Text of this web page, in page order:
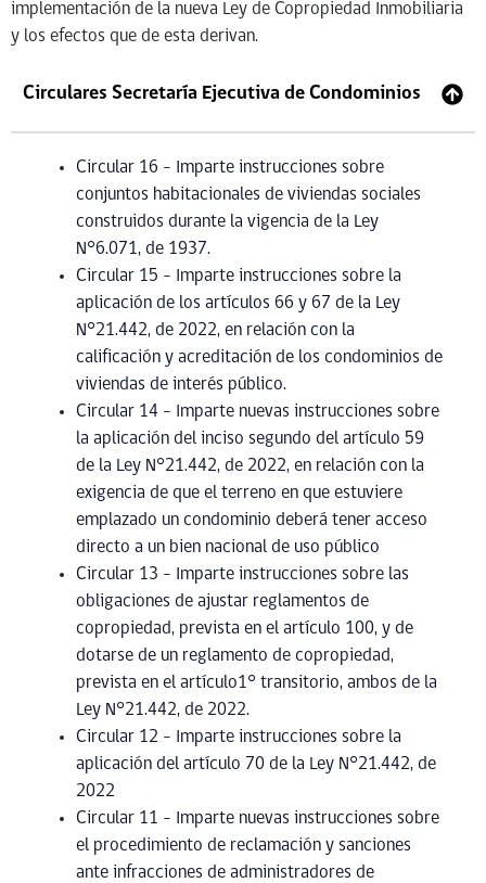
implementación de la nueva Ley de Copropiedad Inmobiliaria
y los efectos que de esta derivan.
Circulares Secretaría Ejecutiva de Condominios
Circular 16 – Imparte instrucciones sobre
conjuntos habitacionales de viviendas sociales
construidos durante la vigencia de la Ley
N°6.071, de 1937.
Circular 15 – Imparte instrucciones sobre la
aplicación de los artículos 66 y 67 de la Ley
N°21.442, de 2022, en relación con la
calificación y acreditación de los condominios de
viviendas de interés público.
Circular 14 – Imparte nuevas instrucciones sobre
la aplicación del inciso segundo del artículo 59
de la Ley N°21.442, de 2022, en relación con la
exigencia de que el terreno en que estuviere
emplazado un condominio deberá tener acceso
directo a un bien nacional de uso público
Circular 13 – Imparte instrucciones sobre las
obligaciones de ajustar reglamentos de
copropiedad, prevista en el artículo 100, y de
dotarse de un reglamento de copropiedad,
prevista en el artículo1° transitorio, ambos de la
Ley N°21.442, de 2022.
Circular 12 – Imparte instrucciones sobre la
aplicación del artículo 70 de la Ley N°21.442, de
2022
Circular 11 – Imparte nuevas instrucciones sobre
el procedimiento de reclamación y sanciones
ante infracciones de administradores de